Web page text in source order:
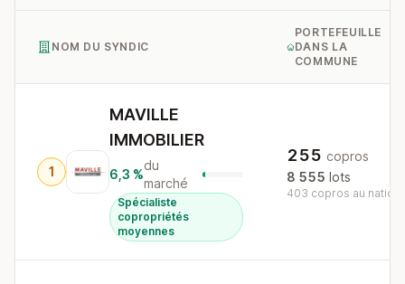
NOM DU SYNDIC
PORTEFEUILLE
DANS LA
COMMUNE
1
MAVILLE
IMMOBILIER
6,3 %
du
marché
Spécialiste
copropriétés
moyennes
255 copros
8 555 lots
403 copros au